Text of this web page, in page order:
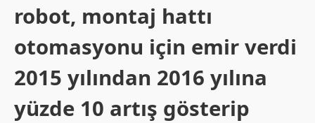
robot, montaj hattı
otomasyonu için emir verdi
2015 yılından 2016 yılına
yüzde 10 artış gösterip